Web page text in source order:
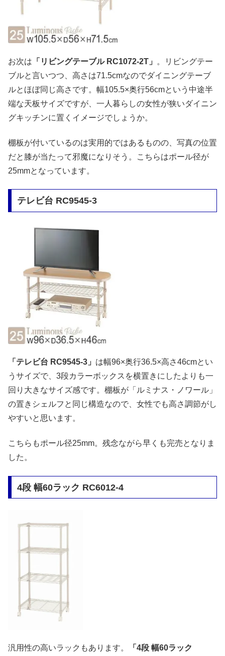
お次は 「リビングテーブル RC1072-2T」
。リビングテー
ブルと言いつつ、高さは71.5cmなのでダイニングテーブ
ルとほぼ同じ高さです。幅105.5×奥行56cmという中途半
端な天板サイズですが、一人暮らしの女性が狭いダイニン
グキッチンに置くイメージでしょうか。
棚板が付いているのは実用的ではあるものの、写真の位置
だと膝が当たって邪魔になりそう。こちらはポール径が
25mmとなっています。
テレビ台 RC9545-3
「テレビ台 RC9545-3」 は幅96×奥行36.5×高さ46cmとい
うサイズで、3段カラーボックスを横置きにしたよりも一
回り大きなサイズ感です。棚板が「ルミナス・ノワール」
の置きシェルフと同じ構造なので、女性でも高さ調節がし
やすいと思います。
こちらもポール径25mm。残念ながら早くも完売となりま
した。
4段 幅60ラック RC6012-4
汎用性の高いラックもあります。
「4段 幅60ラック